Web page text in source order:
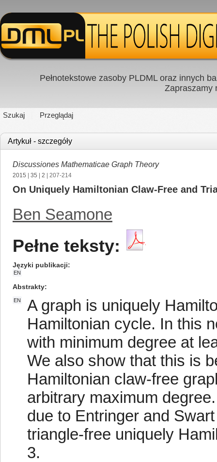
Pełnotekstowe zasoby PLDML oraz innych
Zapraszamy
Szukaj Przeglądaj
Artykuł - szczegóły
Discussiones Mathematicae Graph Theory
2015 35 2 | 207-214
On Uniquely Hamiltonian Claw-Free and
Ben Seamone
Pełne teksty:
Języki publikacji
EN
Abstrakty
EN
A graph is uniquely
Hamiltonian cycle. In this
with minimum degree at
We also show that this is
Hamiltonian claw-free
arbitrary maximum
due to Entringer and
triangle-free uniquely
3.